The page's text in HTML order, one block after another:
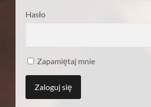
Hasło
Zapamiętaj mnie